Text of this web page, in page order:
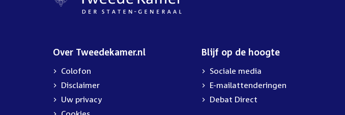
Over Tweedekamer.nl
Colofon
Disclaimer
Uw privacy
Blijf op de hoogte
Sociale media
E-mailattenderingen
Debat Direct